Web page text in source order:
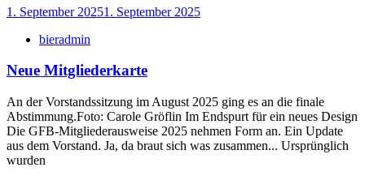
1. September 20251. September 2025
bieradmin
Neue Mitgliederkarte
An der Vorstandssitzung im August 2025 ging es an die finale
Abstimmung.Foto: Carole Gröflin Im Endspurt für ein neues Design
Die GFB-Mitgliederausweise 2025 nehmen Form an. Ein Update
aus dem Vorstand. Ja, da braut sich was zusammen... Ursprünglich
wurden